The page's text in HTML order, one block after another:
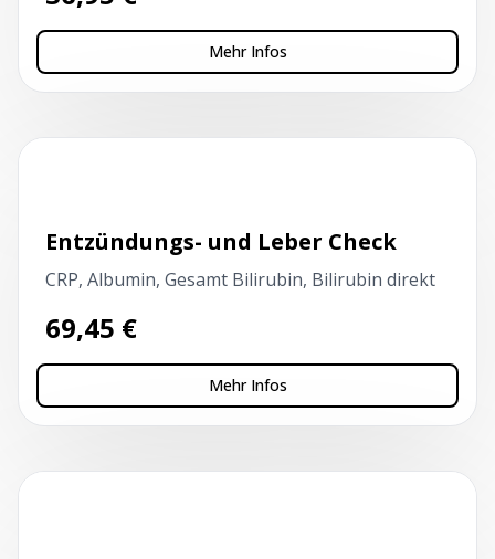
Mehr Infos
Entzündungs- und Leber Check
CRP, Albumin, Gesamt Bilirubin, Bilirubin direkt
69,45 €
Mehr Infos